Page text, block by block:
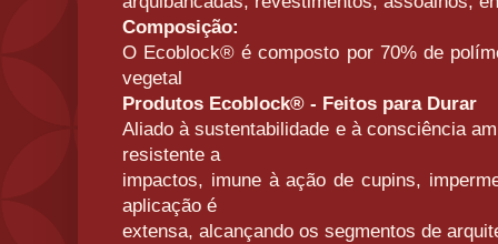
Composição:
O Ecoblock® é composto por 70% de
vegetal
Produtos Ecoblock® - Feitos para Durar
Aliado à sustentabilidade e à consciência
resistente a
impactos, imune à ação de cupins,
aplicação é
extensa, alcançando os segmentos de